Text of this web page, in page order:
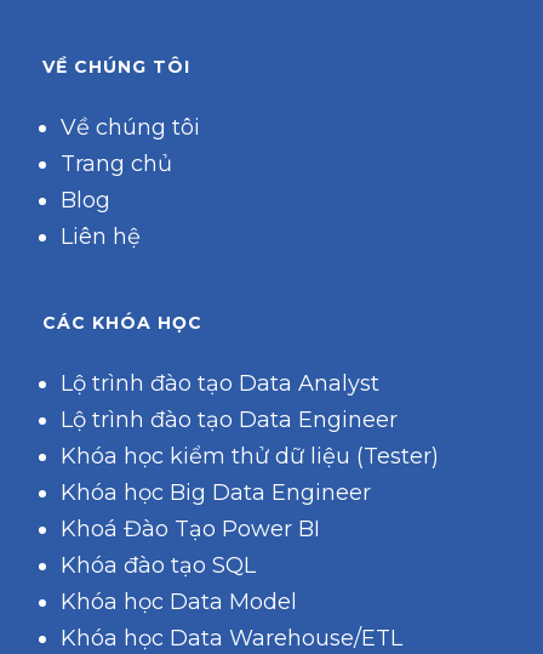
VỀ CHÚNG TÔI
Về chúng tôi
Trang chủ
Blog
Liên hệ
CÁC KHÓA HỌC
Lộ trình đào tạo Data Analyst
Lộ trình đào tạo Data Engineer
Khóa học kiểm thử dữ liệu (Tester)
Khóa học Big Data Engineer
Khoá Đào Tạo Power BI
Khóa đào tạo SQL
Khóa học Data Model
Khóa học Data Warehouse/ETL